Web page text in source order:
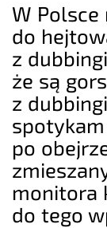
W Polsce
do
z
że są
z
po
monitora
do tego